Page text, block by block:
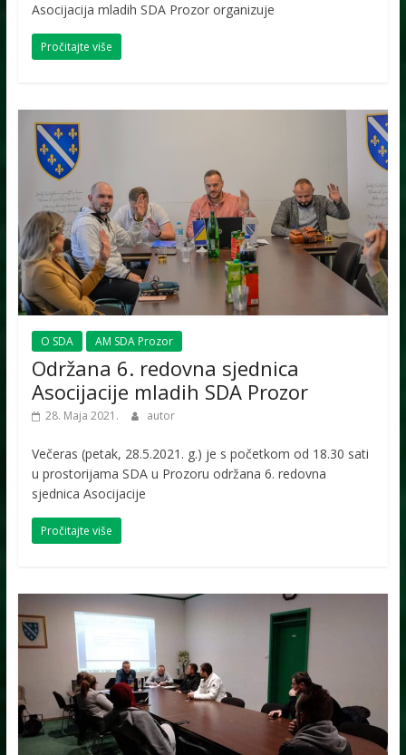
Asocijacija mladih SDA Prozor organizuje
Pročitajte više
O SDA AM SDA Prozor
Održana 6. redovna sjednica
Asocijacije mladih SDA Prozor
28. Maja 2021. autor
Večeras (petak, 28.5.2021. g.) je s početkom od 18.30 sati
u prostorijama SDA u Prozoru održana 6. redovna
sjednica Asocijacije
Pročitajte više